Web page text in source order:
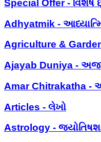
Special Offer - વિશેષ
Adhyatmik -
Agriculture &
Ajayab Duniya -
Amar Chitrakatha -
Articles - લેખો
Astrology -